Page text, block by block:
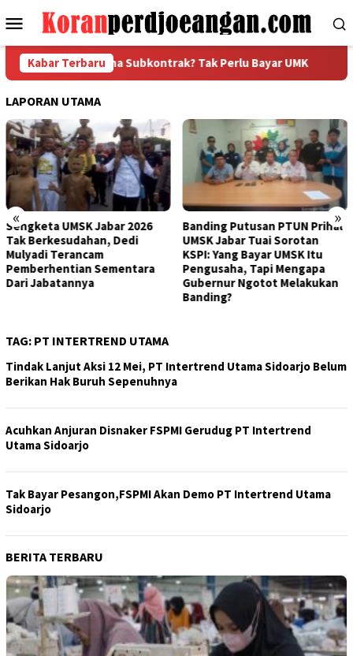
ke
Menu
Mobile
Kabar Terbaru
Jadi Pengusaha Subkontrak? Tak Perlu Bayar UMK
LAPORAN UTAMA
« »
Banding Putusan PTUN Prihal
UMSK Jabar Tuai Sorotan
KSPI: Yang Bayar UMSK Itu
Pengusaha, Tapi Mengapa
Gubernur Ngotot Melakukan
Bertemu Bupati Bogor, FSPMI
Kantongi Rekomendasi Ini
Terkait Putusan PTUN
Bandung
TAG: PT INTERTREND UTAMA
Tindak Lanjut Aksi 12 Mei, PT Intertrend Utama Sidoarjo Belum
Berikan Hak Buruh Sepenuhnya
Acuhkan Anjuran Disnaker FSPMI Gerudug PT Intertrend
Utama Sidoarjo
Tak Bayar Pesangon,FSPMI Akan Demo PT Intertrend Utama
Sidoarjo
BERITA TERBARU